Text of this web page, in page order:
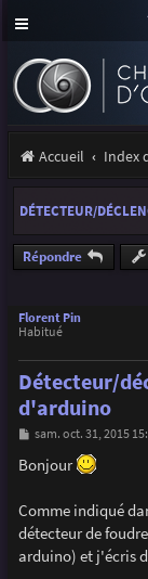
Accueil Index
DÉTECTEUR/
Répondre
Florent Pin
Habitué
Détecteur/
d'arduino
M
s
s
e
sam. oct. 31, 2015
Bonjour
Comme indiqué
détecteur de
arduino) et j'écris